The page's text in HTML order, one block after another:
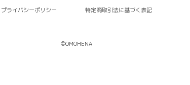
プライバシーポリシー 特定商取引法に基づく表記
©︎OMOHENA